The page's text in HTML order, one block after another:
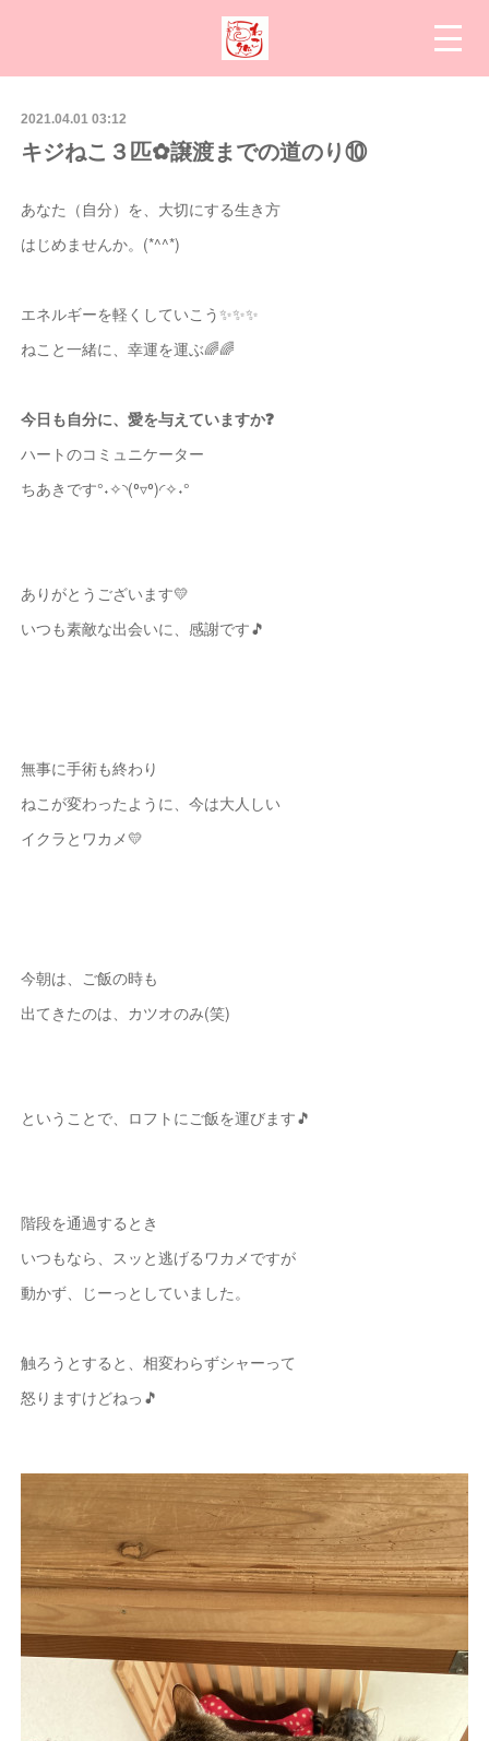
2021.04.01 03:12
キジねこ３匹✿譲渡までの道のり⑩
あなた（自分）を、大切にする生き方
はじめませんか。(*^^*)
エネルギーを軽くしていこう✨✨✨
ねこと一緒に、幸運を運ぶ🌈🌈
今日も自分に、愛を与えていますか❓
ハートのコミュニケーター
ちあきです°˖✧◝(⁰▿⁰)◜✧˖°
ありがとうございます💛
いつも素敵な出会いに、感謝です🎵
無事に手術も終わり
ねこが変わったように、今は大人しい
イクラとワカメ💛
今朝は、ご飯の時も
出てきたのは、カツオのみ(笑)
ということで、ロフトにご飯を運びます🎵
階段を通過するとき
いつもなら、スッと逃げるワカメですが
動かず、じーっとしていました。
触ろうとすると、相変わらずシャーって
怒りますけどねっ🎵